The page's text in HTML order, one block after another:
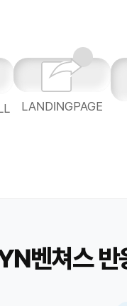
LANDINGPAGE
벤쳐스 반